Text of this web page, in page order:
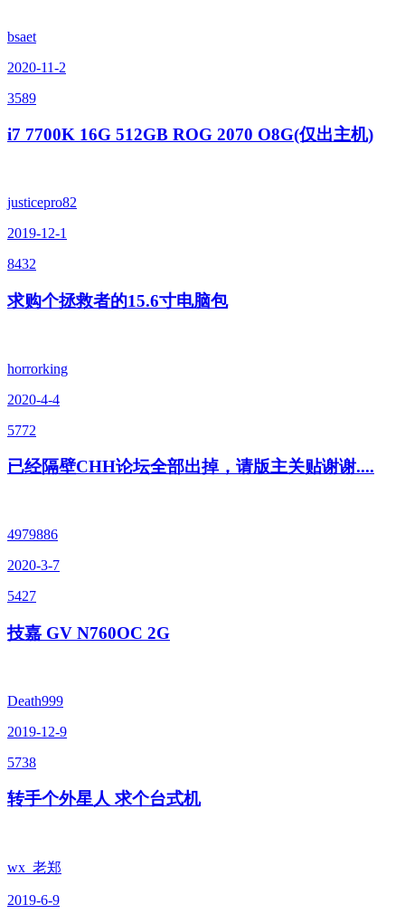
bsaet
2020-11-2
3589
i7 7700K 16G 512GB ROG 2070 O8G(仅出主机)
justicepro82
2019-12-1
8432
求购个拯救者的15.6寸电脑包
horrorking
2020-4-4
5772
已经隔壁CHH论坛全部出掉，请版主关贴谢谢....
4979886
2020-3-7
5427
技嘉 GV N760OC 2G
Death999
2019-12-9
5738
转手个外星人 求个台式机
wx_老郑
2019-6-9